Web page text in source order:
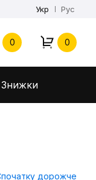
Укр Рус
0 0
Знижки
дорожче